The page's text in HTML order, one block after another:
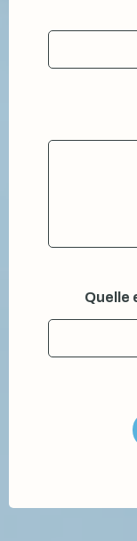
Quelle